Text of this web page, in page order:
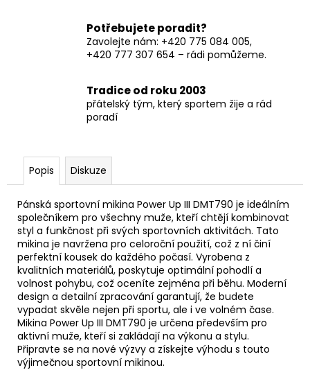
Potřebujete poradit?
Zavolejte nám: +420 775 084 005,
+420 777 307 654 – rádi pomůžeme.
Tradice od roku 2003
přátelský tým, který sportem žije a rád
poradí
Popis Diskuze
Pánská sportovní mikina Power Up III DMT790 je ideálním
společníkem pro všechny muže, kteří chtějí kombinovat
styl a funkčnost při svých sportovních aktivitách. Tato
mikina je navržena pro celoroční použití, což z ní činí
perfektní kousek do každého počasí. Vyrobena z
kvalitních materiálů, poskytuje optimální pohodlí a
volnost pohybu, což oceníte zejména při běhu. Moderní
design a detailní zpracování garantují, že budete
vypadat skvěle nejen při sportu, ale i ve volném čase.
Mikina Power Up III DMT790 je určena především pro
aktivní muže, kteří si zakládají na výkonu a stylu.
Připravte se na nové výzvy a získejte výhodu s touto
výjimečnou sportovní mikinou.